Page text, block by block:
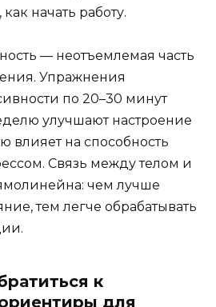
начать работу.
— неотъемлемая часть
Упражнения
по 20–30 минут
улучшают настроение
влияет на способность
Связь между телом и
чем лучше
тем легче обрабатывать
к
для